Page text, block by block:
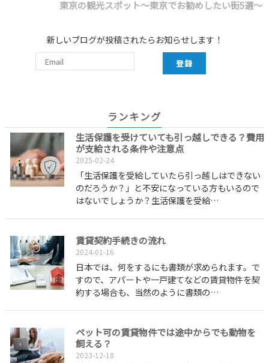
東京の観光スポット～東京でお勧めしたい街5選～
ランキング
生活保護を受けていても引っ越しできる？費用
が支給される条件や注意点
2025-02-24
「生活保護を受給していたら引っ越しはできない
のだろうか？」と不安になっている方もいるので
はないでしょうか？生活保護を受給…
賃貸契約手続きの流れ
2024-01-16
日本では、何をするにも書類が求められます。で
すので、アパートや一戸建てなどの賃貸物件を契
約する場合も、当然のように書類の…
ペット可の賃貸物件では途中からでも動物を
飼える？
2023-12-18
新しいブログが投稿されたらお知らせします！
登録